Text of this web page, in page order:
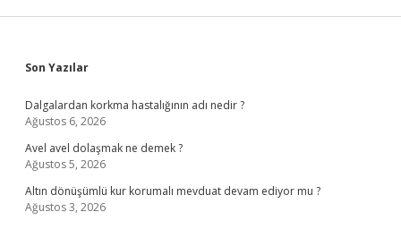
Sidebar
Son Yazılar
Dalgalardan korkma hastalığının adı nedir ?
Ağustos 6, 2026
Avel avel dolaşmak ne demek ?
Ağustos 5, 2026
Altın dönüşümlü kur korumalı mevduat devam ediyor mu ?
Ağustos 3, 2026